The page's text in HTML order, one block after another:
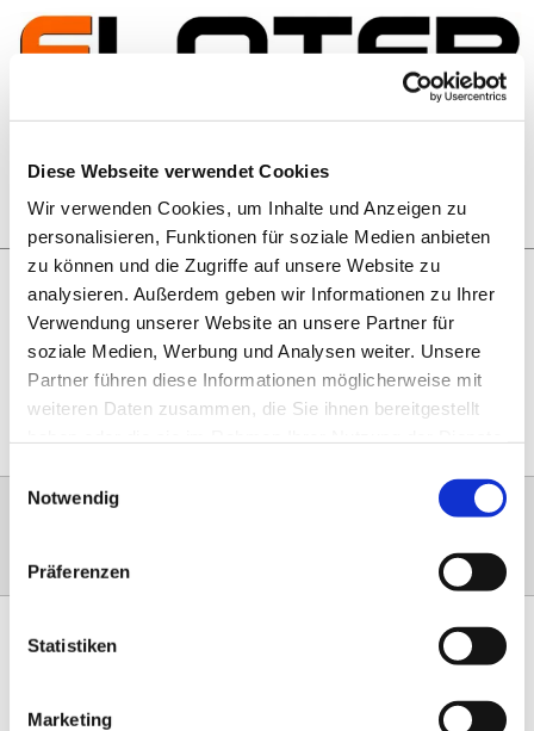
Diese Webseite verwendet Cookies
Wir verwenden Cookies, um Inhalte und Anzeigen zu
personalisieren, Funktionen für soziale Medien anbieten
zu können und die Zugriffe auf unsere Website zu
analysieren. Außerdem geben wir Informationen zu Ihrer
Verwendung unserer Website an unsere Partner für
soziale Medien, Werbung und Analysen weiter. Unsere
Partner führen diese Informationen möglicherweise mit
weiteren Daten zusammen, die Sie ihnen bereitgestellt
Einwilligungsauswahl
Notwendig
Präferenzen
Statistiken
Marketing
Zum Inhalt springen
Artikelsuche
Rechtliches
Hier geht es zu unserenAGB , zumWiderrufsrecht, zum
Impressum und zu unseremDatenschutz.